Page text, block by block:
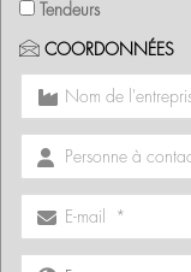
Tendeurs
COORDONNÉES